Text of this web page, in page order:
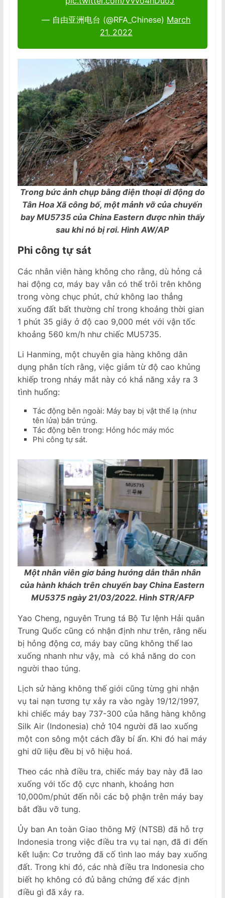
— 自由亚洲电台 (@RFA_Chinese) March
21, 2022
Trong bức ảnh chụp bằng điện thoại di động do
Tân Hoa Xã công bố, một mảnh vỡ của chuyến
bay MU5735 của China Eastern được nhìn thấy
sau khi nó bị rơi. Hình AW/AP
Phi công tự sát
Các nhân viên hàng không cho rằng, dù hỏng cả
hai động cơ, máy bay vẫn có thể trôi trên không
trong vòng chục phút, chứ không lao thẳng
xuống đất bất thường chỉ trong khoảng thời gian
1 phút 35 giây ở độ cao 9,000 mét với vận tốc
khoảng 560 km/h như chiếc MU5735.
Li Hanming, một chuyên gia hàng không dân
dụng phân tích rằng, việc giảm từ độ cao khủng
khiếp trong nháy mắt này có khả năng xảy ra 3
tình huống:
Tác động bên ngoài: Máy bay bị vật thể lạ (như
tên lửa) bắn trúng.
Tác động bên trong: Hỏng hóc máy móc
Phi công tự sát.
Một nhân viên giơ bảng hướng dẫn thân nhân
của hành khách trên chuyến bay China Eastern
MU5375 ngày 21/03/2022. Hình STR/AFP
Yao Cheng, nguyên Trung tá Bộ Tư lệnh Hải quân
Trung Quốc cũng có nhận định như trên, rằng nếu
bị hỏng động cơ, máy bay cũng không thể lao
xuống nhanh như vậy, mà có khả năng do con
người thao túng.
Lịch sử hàng không thế giới cũng từng ghi nhận
vụ tai nạn tương tự xảy ra vào ngày 19/12/1997,
khi chiếc máy bay 737-300 của hãng hàng không
Silk Air (Indonesia) chở 104 người đã lao xuống
một con sông một cách đầy bí ẩn. Khi đó hai máy
ghi dữ liệu đều bị vô hiệu hoá.
Theo các nhà điều tra, chiếc máy bay này đã lao
xuống với tốc độ cực nhanh, khoảng hơn
10,000m/phút đến nỗi các bộ phận trên máy bay
bắt đầu vỡ tung.
Ủy ban An toàn Giao thông Mỹ (NTSB) đã hỗ trợ
Indonesia trong việc điều tra vụ tai nạn, đã đi đến
kết luận: Cơ trưởng đã cố tình lao máy bay xuống
đất. Trong khi đó, các nhà điều tra Indonesia cho
biết họ không có đủ bằng chứng để xác định
điều gì đã xảy ra.